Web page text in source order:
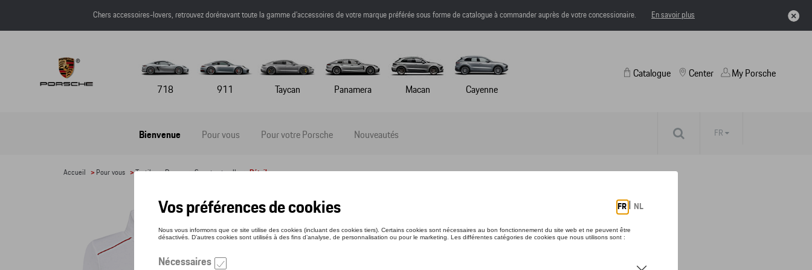
Chers accessoires-lovers, retrouvez dorénavant toute la gamme d’accessoires de votre marque préférée sous forme de catalogue à commander auprès de votre concessionaire. En savoir plus
718 911 Taycan Panamera Macan Cayenne
Catalogue
Bienvenue Pour vous Pour votre Porsche Nouveautés
Center My Porsche
FR
Accueil > Pour vous >Textile >Dames >Sweats et pulls > Détail
VESTE SWEAT - RS 2.7 - M
Référence: WAP95400M0NRS2